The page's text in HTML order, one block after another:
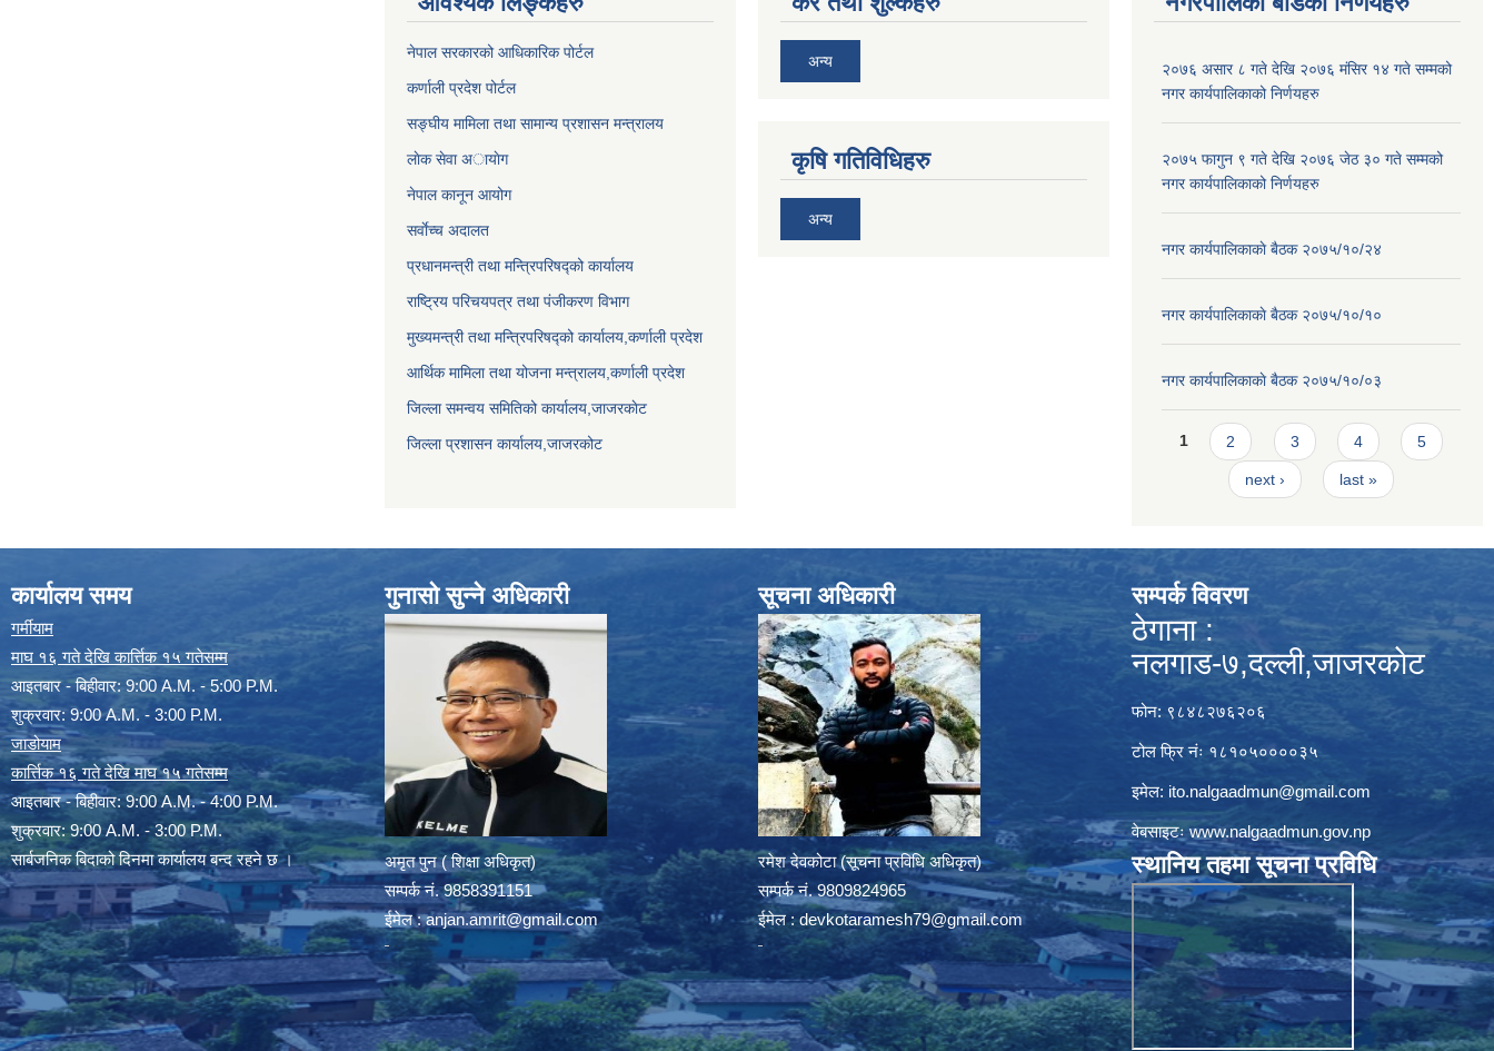
नेपाल सरकारको आधिकारिक पोर्टल
कर्णाली प्रदेश पोर्टल
सङ्घीय मामिला तथा सामान्य प्रशासन मन्त्रालय
लाेक सेवा अायाेग
नेपाल कानून आयोग
सर्वाेच्च अदालत
प्रधानमन्त्री तथा मन्त्रिपरिषद्को कार्यालय
राष्ट्रिय परिचयपत्र तथा पंजीकरण विभाग
मुख्यमन्त्री तथा मन्त्रिपरिषद्को कार्यालय,कर्णाली प्रदेश
आर्थिक मामिला तथा योजना मन्त्रालय,कर्णाली प्रदेश
जिल्ला समन्वय समितिको कार्यालय,जाजरकाेट
जिल्ला प्रशासन कार्यालय,जाजरकोट
अन्य
कृषि गतिविधिहरु
अन्य
२०७६ असार ८ गते देखि २०७६ मंसिर १४ गते सम्मको
नगर कार्यपालिकाको निर्णयहरु
२०७५ फागुन ९ गते देखि २०७६ जेठ ३० गते सम्मको
नगर कार्यपालिकाको निर्णयहरु
नगर कार्यपालिकाकाे बैठक २०७५/१०/२४
नगर कार्यपालिकाकाे बैठक २०७५/१०/१०
नगर कार्यपालिकाकाे बैठक २०७५/१०/०३
Pages
1 2 3 4 5
next › last »
कार्यालय समय
गर्मीयाम
माघ १६ गते देखि कार्त्तिक १५ गतेसम्म
आइतबार - बिहीवार: 9:00 A.M. - 5:00 P.M.
शुक्रवार: 9:00 A.M. - 3:00 P.M.
जाडोयाम
कार्त्तिक १६ गते देखि माघ १५ गतेसम्म
आइतबार - बिहीवार: 9:00 A.M. - 4:00 P.M.
शुक्रवार: 9:00 A.M. - 3:00 P.M.
सार्बजनिक बिदाको दिनमा कार्यालय बन्द रहने छ ।
गुनासो सुन्ने अधिकारी
अमृत पुन ( शिक्षा अधिकृत)
सम्पर्क न‌ं. 9858391151
ईमेल :anjan.amrit@gmail.com
सूचना अधिकारी
रमेश देवकोटा (सूचना प्रविधि अधिकृत)
सम्पर्क न‌ं. 9809824965
ईमेल :devkotaramesh79@gmail.com
सम्पर्क विवरण
ठेगाना :
नलगाड-७,दल्ली,जाजरकाेट
फोन: ९८४८२७६२०६
टोल फ्रि नंः १८१०५००००३५
इमेल: ito.nalgaadmun@gmail.com
वेबसाइटःwww.nalgaadmun.gov.np
स्थानिय तहमा सूचना प्रविधि